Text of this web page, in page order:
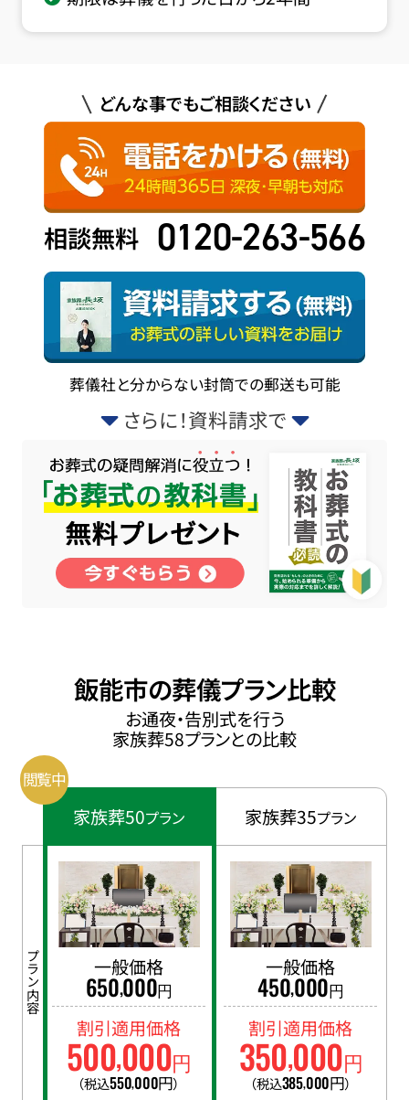
どんな事でもご相談ください
相談無料 0120-263-566
葬儀社と分からない封筒での郵送も可能
さらに！資料請求で
飯能市の葬儀プラン比較
お通夜・告別式を行う
家族葬58プランとの比較
プラン内容
家族葬50プラン
一般価格
650,000円
割引適用価格
500,000円
（税込550,000円）
家族葬35プラン
一般価格
450,000円
割引適用価格
350,000円
（税込385,000円）